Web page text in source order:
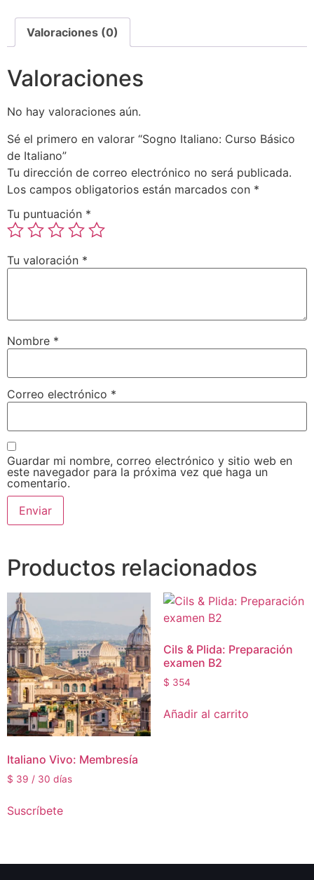
Valoraciones (0)
Valoraciones
No hay valoraciones aún.
Sé el primero en valorar “Sogno Italiano: Curso Básico
de Italiano”
Tu dirección de correo electrónico no será publicada.
Los campos obligatorios están marcados con *
Tu puntuación *
Tu valoración *
Nombre *
Correo electrónico *
Guardar mi nombre, correo electrónico y sitio web en
este navegador para la próxima vez que haga un
comentario.
Productos relacionados
Italiano Vivo: Membresía
$ 39 / 30 días
Suscríbete
Cils & Plida: Preparación
examen B2
$ 354
Añadir al carrito